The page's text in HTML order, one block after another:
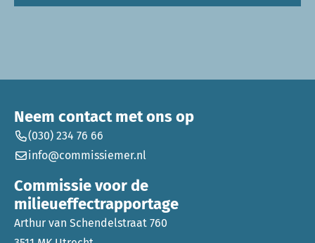
Neem contact met ons op
(030) 234 76 66
info@commissiemer.nl
Commissie voor de
milieueffectrapportage
Arthur van Schendelstraat 760